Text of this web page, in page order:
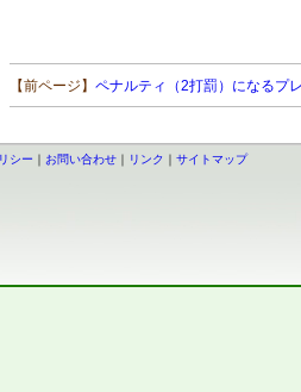
【前ページ】 ペナルティ（2打罰）になるプ
シー ｜ お問い合わせ｜ リンク ｜ サイトマップ